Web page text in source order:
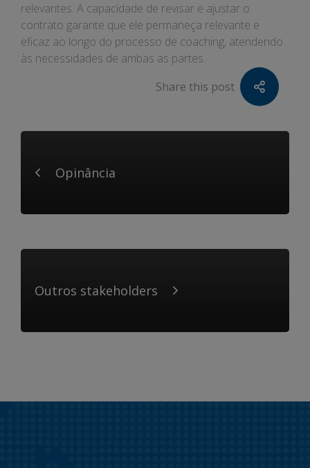
relevantes. A capacidade de revisar e ajustar o
contrato garante que ele permaneça relevante e
eficaz ao longo do processo de coaching, atendendo
às necessidades de ambas as partes.
Share this post
Opinância
Outros stakeholders